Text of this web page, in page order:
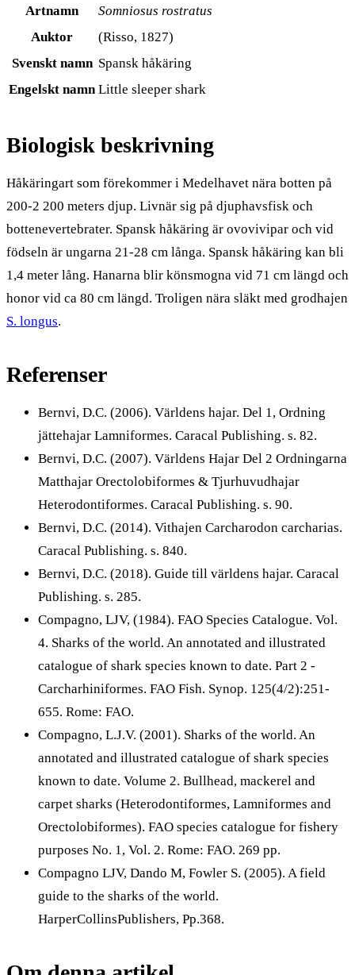
Artnamn
Somniosus rostratus
Auktor
(Risso, 1827)
Svenskt namn Spansk håkäring
Engelskt namn Little sleeper shark
Biologisk beskrivning
Håkäringart som förekommer i Medelhavet nära botten på
200-2 200 meters djup. Livnär sig på djuphavsfisk och
bottenevertebrater. Spansk håkäring är ovovivipar och vid
födseln är ungarna 21-28 cm långa. Spansk håkäring kan bli
1,4 meter lång. Hanarna blir könsmogna vid 71 cm längd och
honor vid ca 80 cm längd. Troligen nära släkt med grodhajen
S. longus.
Referenser
Bernvi, D.C. (2006). Världens hajar. Del 1, Ordning
jättehajar Lamniformes. Caracal Publishing. s. 82.
Bernvi, D.C. (2007). Världens Hajar Del 2 Ordningarna
Matthajar Orectolobiformes & Tjurhuvudhajar
Heterodontiformes. Caracal Publishing. s. 90.
Bernvi, D.C. (2014). Vithajen Carcharodon carcharias.
Caracal Publishing. s. 840.
Bernvi, D.C. (2018). Guide till världens hajar. Caracal
Publishing. s. 285.
Compagno, LJV, (1984). FAO Species Catalogue. Vol.
4. Sharks of the world. An annotated and illustrated
catalogue of shark species known to date. Part 2 -
Carcharhiniformes. FAO Fish. Synop. 125(4/2):251-
655. Rome: FAO.
Compagno, L.J.V. (2001). Sharks of the world. An
annotated and illustrated catalogue of shark species
known to date. Volume 2. Bullhead, mackerel and
carpet sharks (Heterodontiformes, Lamniformes and
Orectolobiformes). FAO species catalogue for fishery
purposes No. 1, Vol. 2. Rome: FAO. 269 pp.
Compagno LJV, Dando M, Fowler S. (2005). A field
guide to the sharks of the world.
HarperCollinsPublishers, Pp.368.